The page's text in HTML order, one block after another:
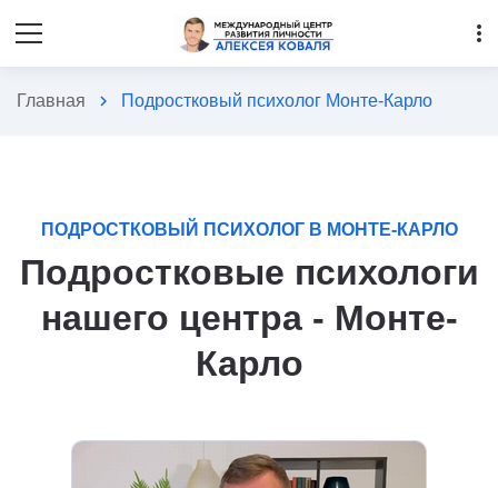
more_vert
Главная chevron_right Подростковый психолог Монте-Карло
ПОДРОСТКОВЫЙ ПСИХОЛОГ В МОНТЕ-КАРЛО
Подростковые психологи
нашего центра - Монте-
Карло